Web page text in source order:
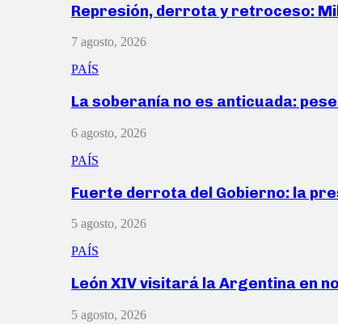
Represión, derrota y retroceso:
7 agosto, 2026
PAÍS
La soberanía no es anticuada:
6 agosto, 2026
PAÍS
Fuerte derrota del Gobierno: la
5 agosto, 2026
PAÍS
León XIV visitará la Argentina en
5 agosto, 2026